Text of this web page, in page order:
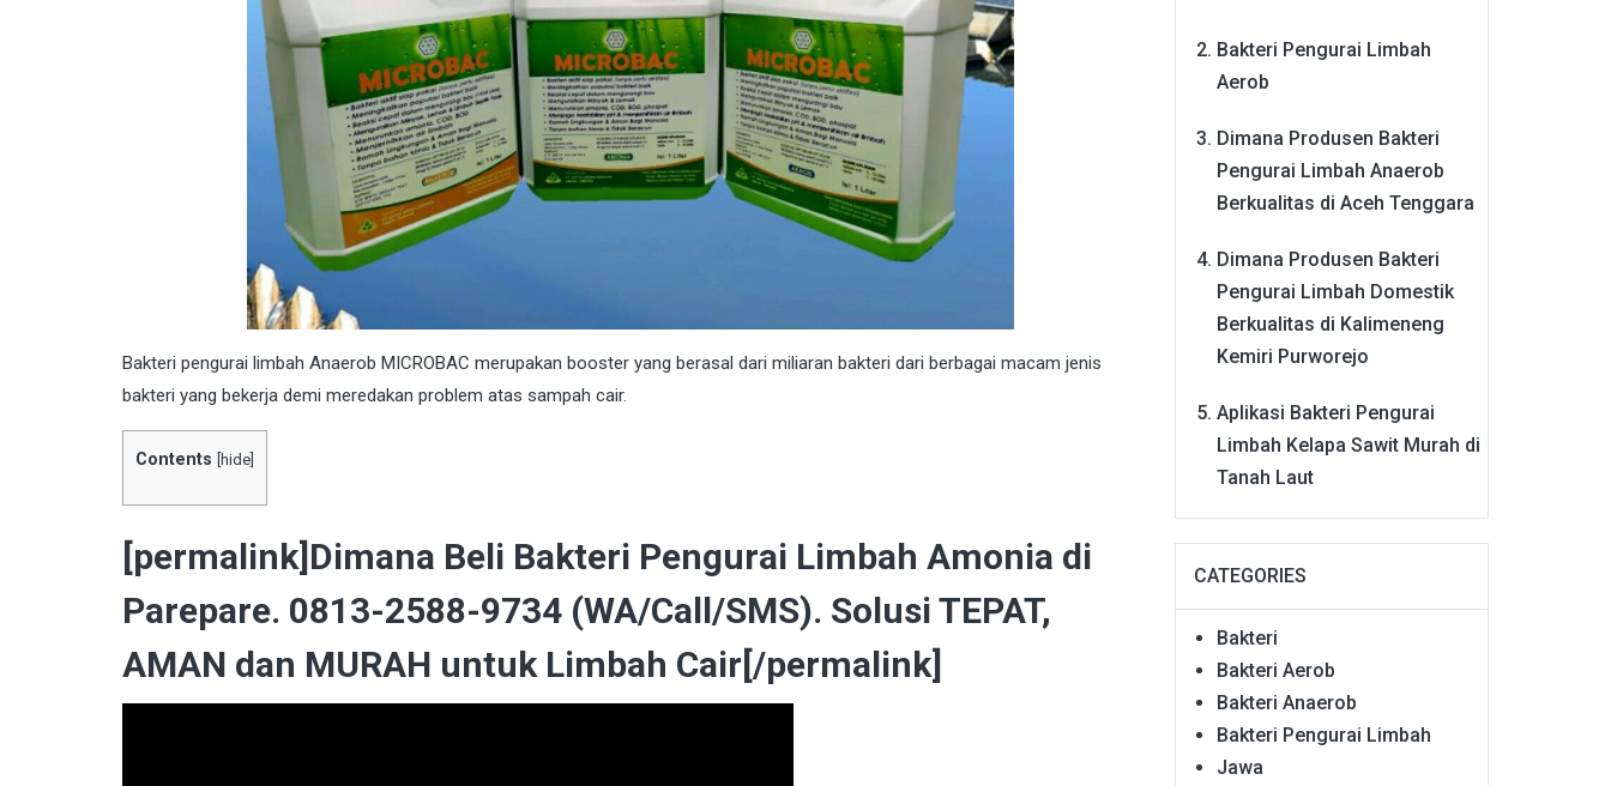
Bakteri pengurai limbah Anaerob MICROBAC merupakan booster yang berasal dari miliaran bakteri dari berbagai macam jenis
bakteri yang bekerja demi meredakan problem atas sampah cair.
Contents hide
[permalink]Dimana Beli Bakteri Pengurai Limbah Amonia di
Parepare. 0813-2588-9734 (WA/Call/SMS). Solusi TEPAT,
AMAN dan MURAH untuk Limbah Cair[/permalink]
Bakteri Pengurai Limbah
Aerob
Dimana Produsen Bakteri
Pengurai Limbah Anaerob
Berkualitas di Aceh Tenggara
Dimana Produsen Bakteri
Pengurai Limbah Domestik
Berkualitas di Kalimeneng
Kemiri Purworejo
Aplikasi Bakteri Pengurai
Limbah Kelapa Sawit Murah di
Tanah Laut
CATEGORIES
Bakteri
Bakteri Aerob
Bakteri Anaerob
Bakteri Pengurai Limbah
Jawa